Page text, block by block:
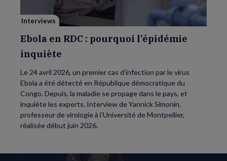
Interviews
Ebola en RDC : pourquoi l’épidémie
inquiète
Le 24 avril 2026, un premier cas d’infection par le virus
Ebola a été détecté en République démocratique du
Congo. Depuis, la maladie se propage dans le pays, et
inquiète les experts. Interview de Yannick Simonin,
professeur de virologie à l’Université de Montpellier,
réalisée début juin 2026.